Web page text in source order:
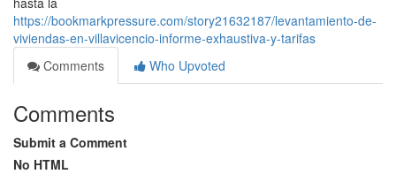
https://bookmarkpressure.com/story21632187/levantamiento-de-
viviendas-en-villavicencio-informe-exhaustiva-y-tarifas
Comments
Who Upvoted
Comments
Submit a Comment
No HTML